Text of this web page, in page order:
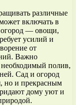
различные
включать в
огород — овощи,
усилий и
от
Важно
необходимый полив,
Сад и огород
но и прекрасным
дому уют и